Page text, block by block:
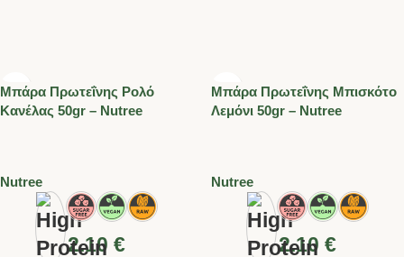
Μπάρα Πρωτεΐνης Ρολό
Κανέλας 50gr – Nutree
Nutree
2.10 €
Μπάρα Πρωτεΐνης Μπισκότο
Λεμόνι 50gr – Nutree
Nutree
2.10 €